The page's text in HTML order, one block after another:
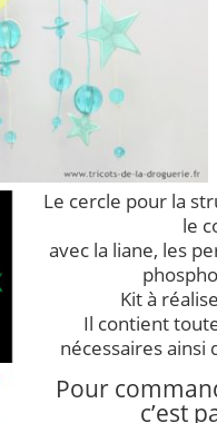
Le cercle pour la
le
avec la liane, les
Kit à
Il contient
nécessaires ainsi
Pour
c’est